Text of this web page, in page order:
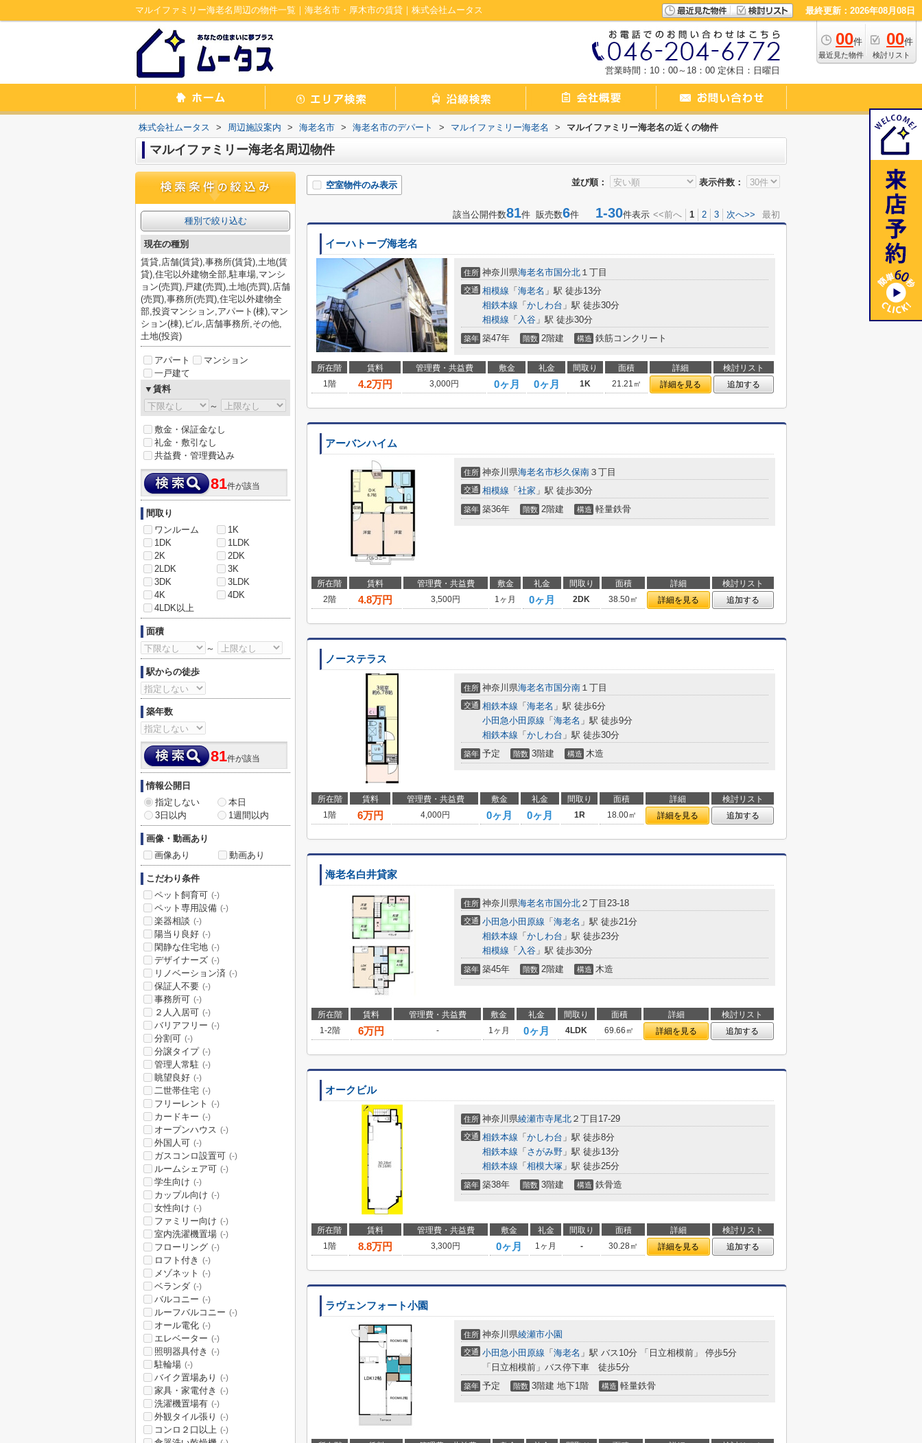
マルイファミリー海老名周辺の物件一覧｜海老名市・厚木市の賃貸｜株式会社ムータス 最終更新：2026年08月08日
00件
最近見た物件
00件
検討リスト
営業時間：10：00～18：00 定休日：日曜日
株式会社ムータス > 周辺施設案内 > 海老名市 > 海老名市のデパート > マルイファミリー海老名 > マルイファミリー海老名の近くの物件
マルイファミリー海老名周辺物件
並び順： 表示件数：
空室物件のみ表示
該当公開件数81件 販売数6件 1-30件表示 <<前へ 1 2 3 次へ>> 最初
イーハトーブ海老名
住所 神奈川県海老名市国分北 １丁目
交通 相模線 「 海老名 」駅 徒歩13分
相鉄本線 「 かしわ台 」駅 徒歩30分
相模線 「 入谷 」駅 徒歩30分
築年 築47年 階数 2階建 構造 鉄筋コンクリート
所在階 賃料 管理費・共益費 敷金 礼金 間取り 面積 詳細
検討リスト
1階
4.2万円 3,000円 0ヶ月 0ヶ月 1K 21.21㎡ 詳細を見る 追加する
アーバンハイム
住所 神奈川県海老名市杉久保南 ３丁目
交通 相模線 「 社家 」駅 徒歩30分
築年 築36年 階数 2階建 構造 軽量鉄骨
所在階 賃料 管理費・共益費 敷金 礼金 間取り 面積 詳細
検討リスト
2階
4.8万円 3,500円 1ヶ月 0ヶ月 2DK 38.50㎡ 詳細を見る 追加する
ノーステラス
住所 神奈川県海老名市国分南 １丁目
交通 相鉄本線 「 海老名 」駅 徒歩6分
小田急小田原線 「 海老名 」駅 徒歩9分
相鉄本線 「 かしわ台 」駅 徒歩30分
築年 予定 階数 3階建 構造 木造
所在階 賃料 管理費・共益費 敷金 礼金 間取り 面積 詳細
検討リスト
1階
6万円 4,000円 0ヶ月 0ヶ月 1R 18.00㎡ 詳細を見る 追加する
海老名白井貸家
住所 神奈川県海老名市国分北 ２丁目23-18
交通 小田急小田原線 「 海老名 」駅 徒歩21分
相鉄本線 「 かしわ台 」駅 徒歩23分
相模線 「 入谷 」駅 徒歩30分
築年 築45年 階数 2階建 構造 木造
所在階 賃料 管理費・共益費 敷金 礼金 間取り 面積 詳細
検討リスト
1-2階
6万円 - 1ヶ月 0ヶ月 4LDK 69.66㎡ 詳細を見る 追加する
オークビル
住所 神奈川県綾瀬市寺尾北 ２丁目17-29
交通 相鉄本線 「 かしわ台 」駅 徒歩8分
相鉄本線 「 さがみ野 」駅 徒歩13分
相鉄本線 「 相模大塚 」駅 徒歩25分
築年 築38年 階数 3階建 構造 鉄骨造
所在階 賃料 管理費・共益費 敷金 礼金 間取り 面積 詳細
検討リスト
1階
8.8万円 3,300円 0ヶ月 1ヶ月 - 30.28㎡ 詳細を見る 追加する
ラヴェンフォート小園
住所 神奈川県綾瀬市小園
交通 小田急小田原線 「 海老名 」駅 バス10分 「日立相模前」 停歩5分
「日立相模前」バス停下車 徒歩5分
築年 予定 階数 3階建 地下1階 構造 軽量鉄骨
種別で絞り込む
現在の種別
賃貸,店舗(賃貸),事務所(賃貸),土地(賃
貸),住宅以外建物全部,駐車場,マンシ
ョン(売買),戸建(売買),土地(売買),店舗
(売買),事務所(売買),住宅以外建物全
部,投資マンション,アパート(棟),マン
ション(棟),ビル,店舗事務所,その他,
土地(投資)
アパート
マンション
一戸建て
▼賃料
～
敷金・保証金なし
礼金・敷引なし
共益費・管理費込み
81件が該当
間取り
ワンルーム
1K
1DK
1LDK
2K
2DK
2LDK
3K
3DK
3LDK
4K
4DK
4LDK以上
面積
～
駅からの徒歩
築年数
81件が該当
情報公開日
指定しない
本日
3日以内
1週間以内
画像・動画あり
画像あり
動画あり
こだわり条件
ペット飼育可 (-)
ペット専用設備 (-)
楽器相談 (-)
陽当り良好 (-)
閑静な住宅地 (-)
デザイナーズ (-)
リノベーション済 (-)
保証人不要 (-)
事務所可 (-)
２人入居可 (-)
バリアフリー (-)
分割可 (-)
分譲タイプ (-)
管理人常駐 (-)
眺望良好 (-)
二世帯住宅 (-)
フリーレント (-)
カードキー (-)
オープンハウス (-)
外国人可 (-)
ガスコンロ設置可 (-)
ルームシェア可 (-)
学生向け (-)
カップル向け (-)
女性向け (-)
ファミリー向け (-)
室内洗濯機置場 (-)
フローリング (-)
ロフト付き (-)
メゾネット (-)
ベランダ (-)
バルコニー (-)
ルーフバルコニー (-)
オール電化 (-)
エレベーター (-)
照明器具付き (-)
駐輪場 (-)
バイク置場あり (-)
家具・家電付き (-)
洗濯機置場有 (-)
外観タイル張り (-)
コンロ２口以上 (-)